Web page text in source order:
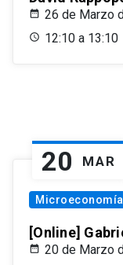
26 de Marzo
12:10 a 13:10
20 MAR
[Online]
20 de Marzo